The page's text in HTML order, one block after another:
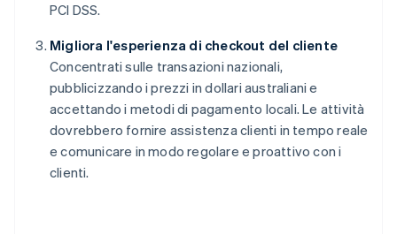
PCI DSS.
Migliora l'esperienza di checkout del cliente
Concentrati sulle transazioni nazionali,
pubblicizzando i prezzi in dollari australiani e
accettando i metodi di pagamento locali. Le attività
dovrebbero fornire assistenza clienti in tempo reale
e comunicare in modo regolare e proattivo con i
clienti.